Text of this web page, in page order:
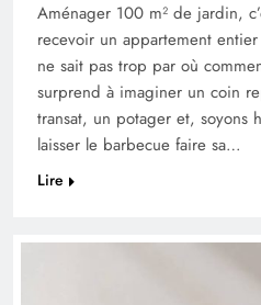
Aménager 100 m² de jardin,
recevoir un appartement
ne sait pas trop par où
surprend à imaginer un coin
transat, un potager et, soyons
laisser le barbecue faire sa…
Lire